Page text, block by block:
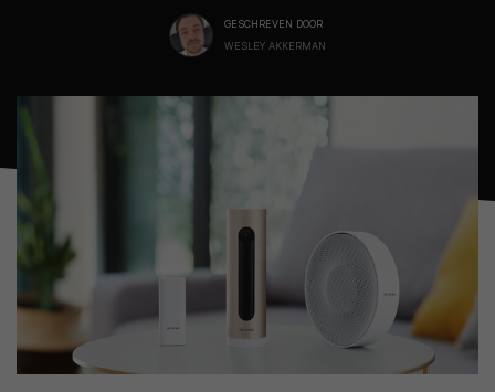
GESCHREVEN DOOR
WESLEY AKKERMAN